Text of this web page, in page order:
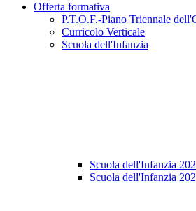
Offerta formativa
P.T.O.F.-Piano Triennale
Curricolo Verticale
Scuola dell'Infanzia
Scuola dell'Infanzia
Scuola dell'Infanzia